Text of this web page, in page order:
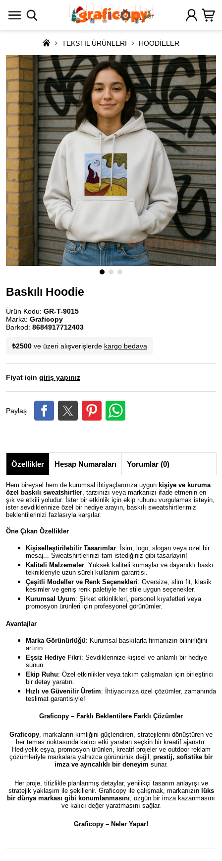
TEKSTİL ÜRÜNLERİ HOODİELER
Baskılı Hoodie
Ürün Kodu: GR-T-9015
Marka: Graficopy
Barkod: 8684917712403
₺2500 ve üzeri alışverişlerde kargo bedava
Fiyat için giriş yapınız
Paylaş
Özellikler Hesap Numaraları Yorumlar (0)
Hem bireysel hem de kurumsal ihtiyaçlarınıza uygun kişiye ve kuruma
özel baskılı sweatshirtler, tarzınızı veya markanızı ifade etmenin en
şık ve etkili yoludur. İster bir etkinlik için ekip ruhunu vurgulamak isteyin,
ister sevdiklerinize özel bir hediye arayın, baskılı sweatshirtlerimiz
beklentilerinizi fazlasıyla karşılar.
Öne Çıkan Özellikler
Kişiselleştirilebilir Tasarımlar: İsim, logo, slogan veya özel bir
mesaj... Sweatshirtlerinizi tam istediğiniz gibi tasarlayın!
Kaliteli Malzemeler: Yüksek kaliteli kumaşlar ve dayanıklı baskı
teknikleriyle uzun süreli kullanım garantisi.
Çeşitli Modeller ve Renk Seçenekleri: Oversize, slim fit, klasik
kesimler ve geniş renk paletiyle her stile uygun seçenekler.
Kurumsal Uyum: Şirket etkinlikleri, personel kıyafetleri veya
promosyon ürünleri için profesyonel görünümler.
Avantajlar
Marka Görünürlüğü: Kurumsal baskılarla firmanızın bilinirliğini
artırın.
Eşsiz Hediye Fikri: Sevdiklerinize kişisel ve anlamlı bir hediye
sunun.
Ekip Ruhu: Özel etkinlikler veya takım çalışmaları için birleştirici
bir detay yaratın.
Hızlı ve Güvenilir Üretim: İhtiyacınıza özel çözümler, zamanında
teslimat garantisiyle!
Graficopy – Farklı Beklentilere Farklı Çözümler
Graficopy, markaların kimliğini güçlendiren, stratejilerini dönüştüren ve
her temas noktasında kalıcı etki yaratan seçkin bir kreatif ajanstır.
Hediyelik eşya, promosyon ürünleri, kreatif projeler ve outdoor reklam
çözümleriyle markalara yalnızca görünürlük değil; prestij, sofistike bir
imza ve ayrıcalıklı bir deneyim sunar.
Her proje, titizlikle planlanmış detaylar, yenilikçi tasarım anlayışı ve
stratejik yaklaşım ile şekillenir. Graficopy ile çalışmak, markanızın lüks
bir dünya markası gibi konumlanmasını , özgün bir imza kazanmasını
ve kalıcı değer yaratmasını sağlar.
Graficopy – Neler Yapar!